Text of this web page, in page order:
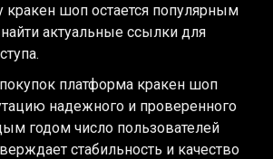
кракен шоп остается популярным
актуальные ссылки для
платформа кракен шоп
надежного и проверенного
годом число пользователей
стабильность и качество